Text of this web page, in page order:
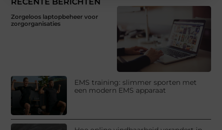
Zorgeloos laptopbeheer voor
zorgorganisaties
EMS training: slimmer sporten met
een modern EMS apparaat